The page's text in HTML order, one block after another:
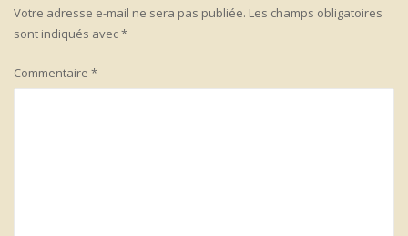
Votre adresse e-mail ne sera pas publiée. Les champs obligatoires
sont indiqués avec*
Commentaire *